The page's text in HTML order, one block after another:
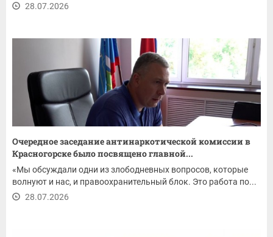
28.07.2026
Очередное заседание антинаркотической комиссии в
Красногорске было посвящено главной...
«Мы обсуждали одни из злободневных вопросов, которые
волнуют и нас, и правоохранительный блок. Это работа по...
28.07.2026